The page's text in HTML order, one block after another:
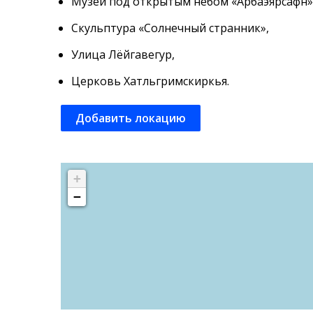
Скульптура «Солнечный странник»,
Улица Лёйгавегур,
Церковь Хатльгримскиркья.
Добавить локацию
+
−